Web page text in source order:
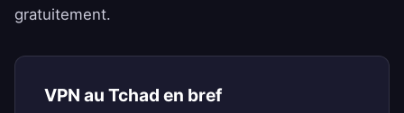
gratuitement.
VPN au Tchad en bref